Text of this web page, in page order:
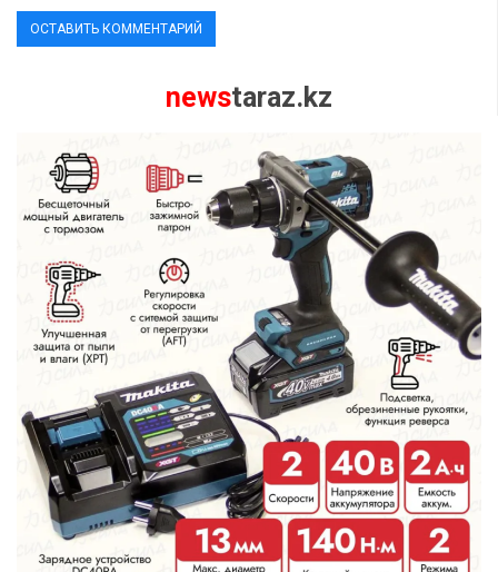
newstaraz.kz